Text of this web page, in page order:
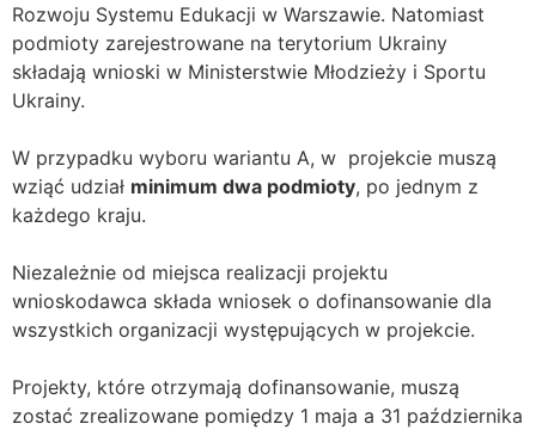
Rozwoju Systemu Edukacji w Warszawie. Natomiast
podmioty zarejestrowane na terytorium Ukrainy
składają wnioski w Ministerstwie Młodzieży i Sportu
Ukrainy.
W przypadku wyboru wariantu A, w projekcie muszą
wziąć udział minimum dwa podmioty, po jednym z
każdego kraju.
Niezależnie od miejsca realizacji projektu
wnioskodawca składa wniosek o dofinansowanie dla
wszystkich organizacji występujących w projekcie.
Projekty, które otrzymają dofinansowanie, muszą
zostać zrealizowane pomiędzy 1 maja a 31 października